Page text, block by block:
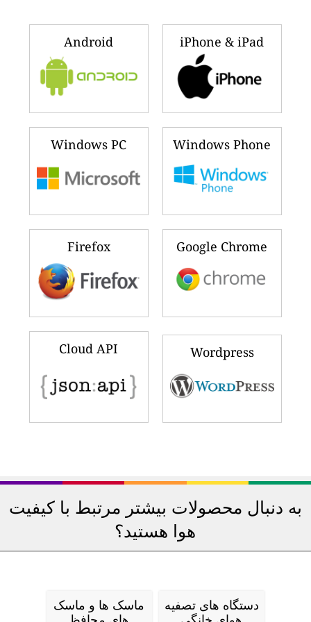
iPhone & iPad
Android
Windows Phone
Windows PC
Google Chrome
Firefox
Wordpress
Cloud API
به دنبال محصولات بیشتر مرتبط با کیفیت
هوا هستید؟
دستگاه های تصفیه
ماسک ها و ماسک